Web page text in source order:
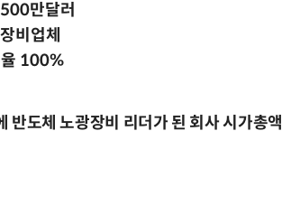
만달러
비업체
율 100%
반도체 노광장비 리더가 된 회사 시가총액